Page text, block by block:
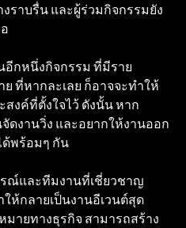
ราบรื่น และผู้ร่วมกิจกรรมยัง
อีกหนึ่งกิจกรรม ที่มีราย
ที่หากละเลย ก็อาจจะทำให้
งค์ที่ตั้งใจไว้ ดังนั้น หาก
ดงานวิ่ง และอยากให้งานออก
ด้พร้อมๆ กัน
รณ์และทีมงานที่เชี่ยวชาญ
ห้กลายเป็นงานอีเวนต์สุด
มายทางธุรกิจ สามารถสร้าง